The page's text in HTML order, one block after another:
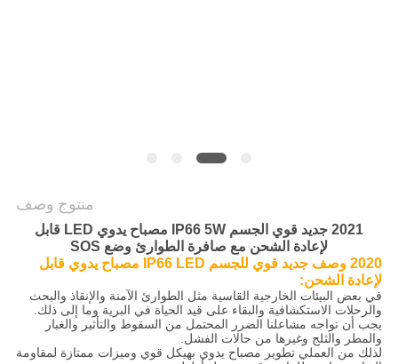
منتوج وصف
2021 جديد قوي الجسم IP66 5W مصباح يدوي LED قابل
لإعادة الشحن مع صافرة الطوارئ وضع SOS
2020 وصف جديد قوي للجسم IP66 LED مصباح يدوي قابل
لإعادة الشحن:
في بعض البيئات الخارجية القاسية مثل الطوارئ الآمنة والإنقاذ والبحث
والرحلات الاستكشافية والبقاء على قيد الحياة في البرية وما إلى ذلك.
يجب أن تواجه مشاعلنا الضرر المحتمل من السقوط والتأثير والغبار
والمطر والثلج وغيرها من حالات الفشل.
لذلك من العملي تطوير مصباح يدوي بهيكل قوي وميزات ممتازة لمقاومة